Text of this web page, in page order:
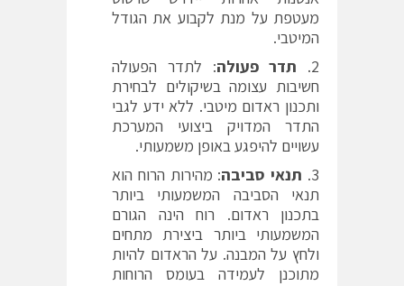
מעטפת על מנת לקבוע את הגודל
המיטבי.
תדר פעולה: לתדר הפעולה
חשיבות עצומה בשיקולים לבחירת
ותכנון ראדום מיטבי. ללא ידע לגבי
התדר המדויק ביצועי המערכת
עשויים להיפגע באופן משמעותי.
תנאי סביבה: מהירות הרוח הוא
תנאי הסביבה המשמעותי ביותר
בתכנון ראדום. רוח הינה הגורם
המשמעותי ביותר ביצירת מתחים
ולחץ על המבנה. על הראדום להיות
מתוכנן לעמידה בעומס הרוחות